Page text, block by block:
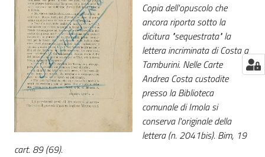
Copia dell'opuscolo che
ancora riporta sotto la
dicitura "sequestrata" la
lettera incriminata di Costa a
Tamburini. Nelle Carte
Andrea Costa custodite
presso la Biblioteca
comunale di Imola si
conserva l'originale della
lettera (n. 2041bis). Bim, 19
cart. 89 (69).